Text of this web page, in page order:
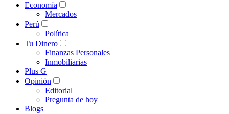
Economía
Mercados
Perú
Política
Tu Dinero
Finanzas Personales
Inmobiliarias
Plus G
Opinión
Editorial
Pregunta de hoy
Blogs